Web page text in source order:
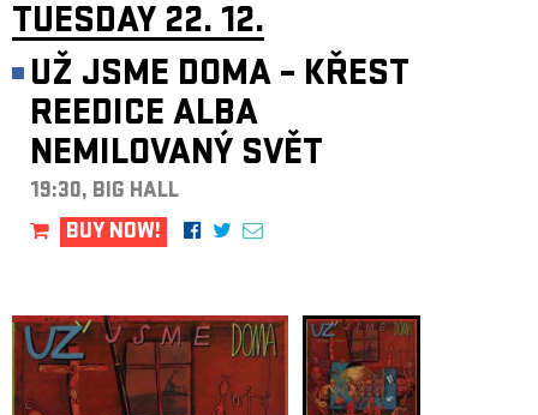
TUESDAY 22. 12.
UŽ JSME DOMA – KŘEST
REEDICE ALBA
NEMILOVANÝ SVĚT
19:30, BIG HALL
BUY NOW!